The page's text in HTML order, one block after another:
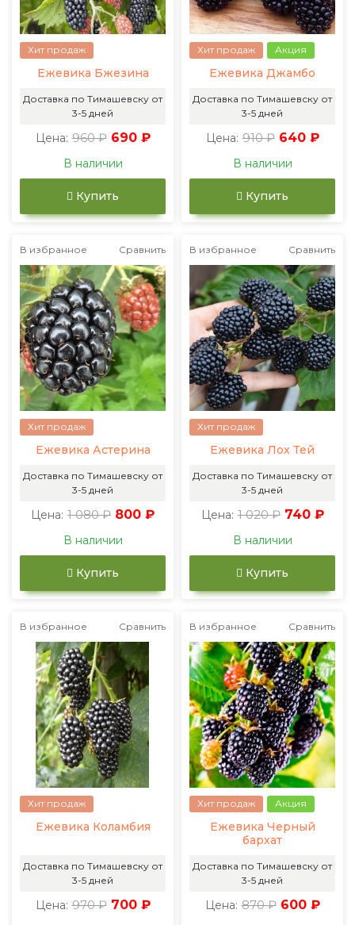
Хит продаж
Ежевика Бжезина
Доставка по Тимашевску от
3-5 дней
Цена: 960 ₽ 690 ₽
В наличии
Купить
Хит продаж Акция
Ежевика Джамбо
Доставка по Тимашевску от
3-5 дней
Цена: 910 ₽ 640 ₽
В наличии
Купить
В избранное Сравнить
Хит продаж
Ежевика Астерина
Доставка по Тимашевску от
3-5 дней
Цена: 1 080 ₽ 800 ₽
В наличии
Купить
В избранное Сравнить
Хит продаж
Ежевика Лох Тей
Доставка по Тимашевску от
3-5 дней
Цена: 1 020 ₽ 740 ₽
В наличии
Купить
В избранное Сравнить
Хит продаж
Ежевика Коламбия
Доставка по Тимашевску от
3-5 дней
Цена: 970 ₽ 700 ₽
В избранное Сравнить
Хит продаж Акция
Ежевика Черный
бархат
Доставка по Тимашевску от
3-5 дней
Цена: 870 ₽ 600 ₽